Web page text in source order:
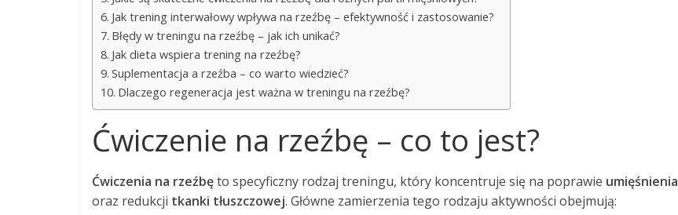
Jak trening interwałowy wpływa na rzeźbę – efektywność i zastosowanie?
Błędy w treningu na rzeźbę – jak ich unikać?
Jak dieta wspiera trening na rzeźbę?
Suplementacja a rzeźba – co warto wiedzieć?
Dlaczego regeneracja jest ważna w treningu na rzeźbę?
Ćwiczenie na rzeźbę – co to jest?
Ćwiczenia na rzeźbęto specyficzny rodzaj treningu, który koncentruje się na poprawie umięśnienia
oraz redukcji tkanki tłuszczowej. Główne zamierzenia tego rodzaju aktywności obejmują: